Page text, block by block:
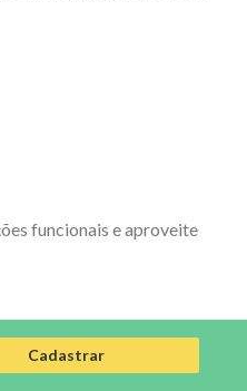
funcionais e aproveite
Cadastrar